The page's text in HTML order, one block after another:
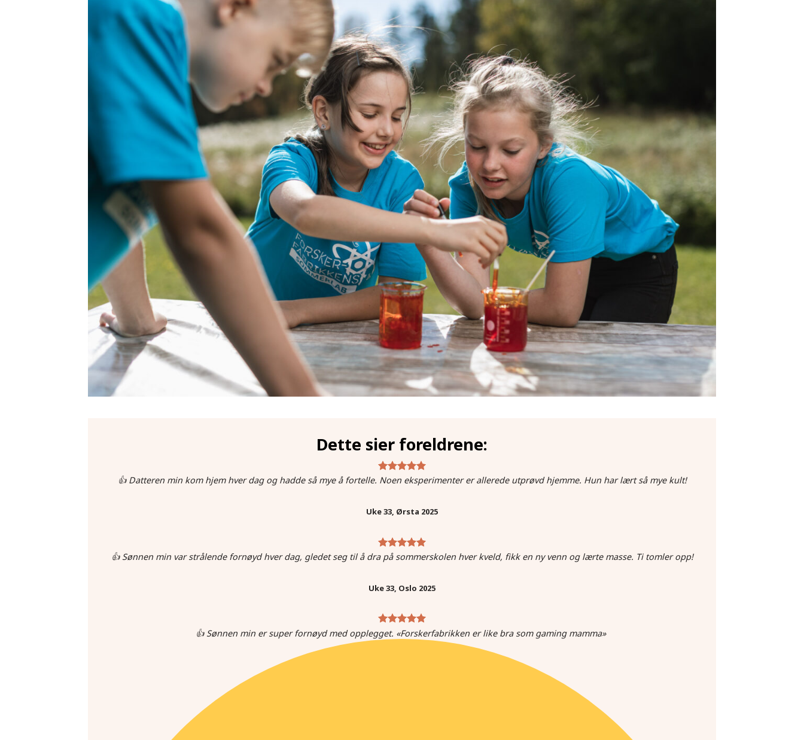
Dette sier foreldrene:
👍 Datteren min kom hjem hver dag og hadde så mye å fortelle. Noen eksperimenter er allerede utprøvd hjemme. Hun har lært så mye kult!
Uke 33, Ørsta 2025
👍 Sønnen min var strålende fornøyd hver dag, gledet seg til å dra på sommerskolen hver kveld, fikk en ny venn og lærte masse. Ti tomler opp!
Uke 33, Oslo 2025
👍 Sønnen min er super fornøyd med opplegget. «Forskerfabrikken er like bra som gaming mamma»